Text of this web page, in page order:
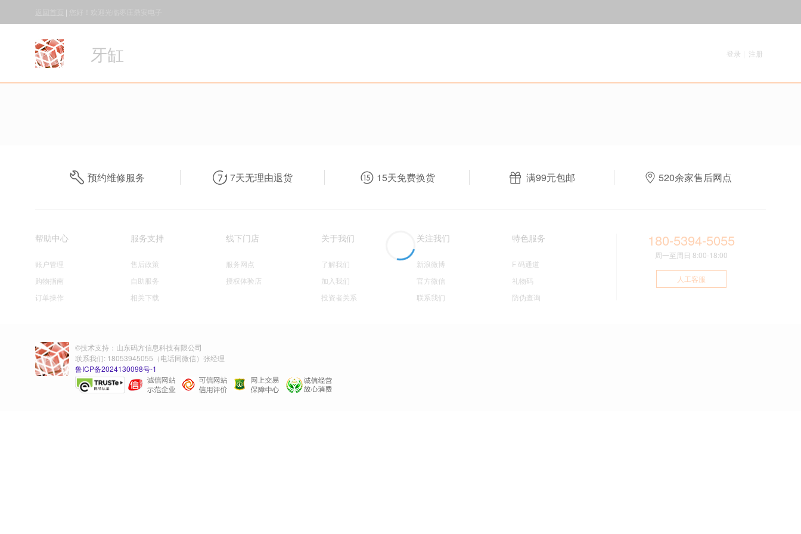
|
牙缸 登录 注册
预约维修服务 7天无理由退货 15天免费换货 满99元包邮 520余家售后网点
帮助中心
账户管理
购物指南
订单操作
服务支持
售后政策
自助服务
相关下载
线下门店
服务网点
授权体验店
关于我们
了解我们
加入我们
投资者关系
关注我们
新浪微博
官方微信
联系我们
特色服务
F 码通道
礼物码
防伪查询
180-5394-5055
周一至周日 8:00-18:00
人工客服
©技术支持：山东码方信息科技有限公司
联系我们: 18053945055（电话同微信）张经理
鲁ICP备2024130098号-1